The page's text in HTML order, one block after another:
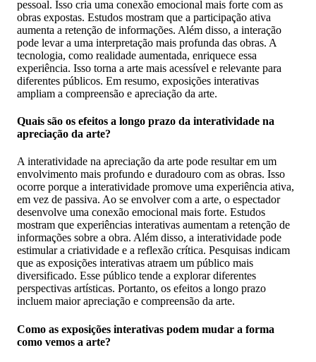
pessoal. Isso cria uma conexão emocional mais forte com as
obras expostas. Estudos mostram que a participação ativa
aumenta a retenção de informações. Além disso, a interação
pode levar a uma interpretação mais profunda das obras. A
tecnologia, como realidade aumentada, enriquece essa
experiência. Isso torna a arte mais acessível e relevante para
diferentes públicos. Em resumo, exposições interativas
ampliam a compreensão e apreciação da arte.
Quais são os efeitos a longo prazo da interatividade na
apreciação da arte?
A interatividade na apreciação da arte pode resultar em um
envolvimento mais profundo e duradouro com as obras. Isso
ocorre porque a interatividade promove uma experiência ativa,
em vez de passiva. Ao se envolver com a arte, o espectador
desenvolve uma conexão emocional mais forte. Estudos
mostram que experiências interativas aumentam a retenção de
informações sobre a obra. Além disso, a interatividade pode
estimular a criatividade e a reflexão crítica. Pesquisas indicam
que as exposições interativas atraem um público mais
diversificado. Esse público tende a explorar diferentes
perspectivas artísticas. Portanto, os efeitos a longo prazo
incluem maior apreciação e compreensão da arte.
Como as exposições interativas podem mudar a forma
como vemos a arte?